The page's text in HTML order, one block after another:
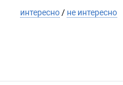
интересно / не интересно